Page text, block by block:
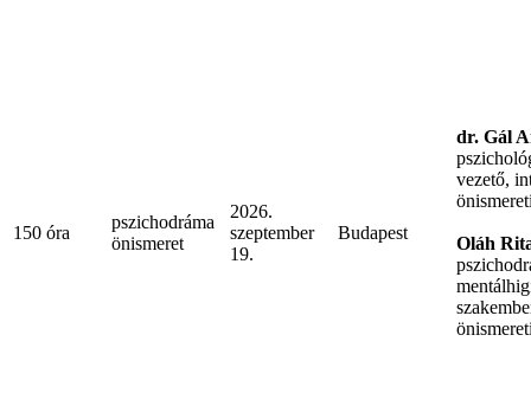
150 óra
pszichodráma
önismeret
2026.
szeptember
19.
Budapest
dr. Gál
vezető,
Oláh